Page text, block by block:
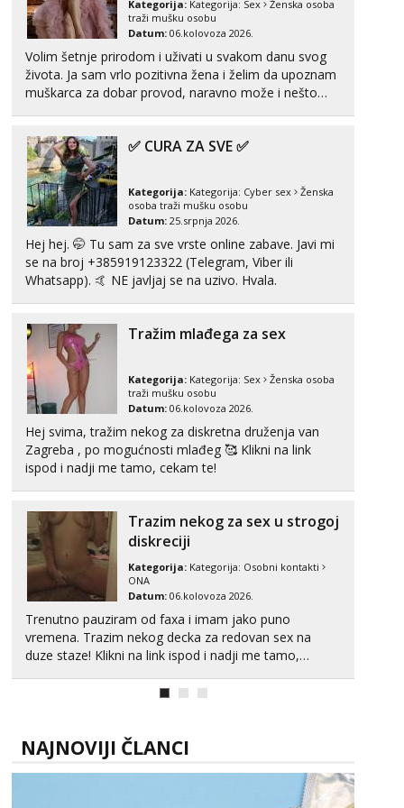
Tel: 064/677-677 - Kod: #123
tel:0,93€ - mob:1,12€ min
Anđela
Čekam tvoj poziv!
Tel:064/677-677- Kod: #142
tel:0,93€ - mob:1,12€ min
Mira
Čekam tvoj poziv!
Tel: 064/677-677
- Kod: #72
tel:0,93€ - mob:1,12€ min
Liliana
Razgovaram :)
tel:0,93€ - mob:1,12€ min
Obavijesti me kada se oslobodi
Maja
Razgovaram :)
tel:0,93€ - mob:1,12€ min
Obavijesti me kada se oslobodi
Učiteljica iz predgrađa traži...
Tel:
tel:0,93€ - mob:1,12€ min
Obavijesti me kada se oslobodi
Alisa
Čekam tvoj poziv!
064/677-677
- Kod: #106
tel:0,93€ - mob:1,12€ min
Tel: 064/677-677
tel:0,93€ - mob:1,12€ min
Kategorija: Kategorija: Sex
Ženska osoba
traži mušku osobu
Datum: 06.kolovoza 2026.
Volim šetnje prirodom i uživati u svakom danu svog
života. Ja sam vrlo pozitivna žena i želim da upoznam
muškarca za dobar provod, naravno može i nešto
✅ CURA ZA SVE ✅
Kategorija: Kategorija: Cyber sex
Ženska
osoba traži mušku osobu
Datum: 25.srpnja 2026.
Hej hej. 🤭 Tu sam za sve vrste online zabave. Javi mi
se na broj +385919123322 (Telegram, Viber ili
Whatsapp). 🤙 NE javljaj se na uzivo. Hvala.
Tražim mlađega za sex
Kategorija: Kategorija: Sex
Ženska osoba
traži mušku osobu
Datum: 06.kolovoza 2026.
Hej svima, tražim nekog za diskretna druženja van
Zagreba , po mogućnosti mlađeg 🥰 Klikni na link
ispod i nadji me tamo, cekam te!
Trazim nekog za sex u strogoj
diskreciji
Kategorija: Kategorija: Osobni kontakti
ONA
Datum: 06.kolovoza 2026.
Trenutno pauziram od faxa i imam jako puno
vremena. Trazim nekog decka za redovan sex na
duze staze! Klikni na link ispod i nadji me tamo,
NAJNOVIJI ČLANCI